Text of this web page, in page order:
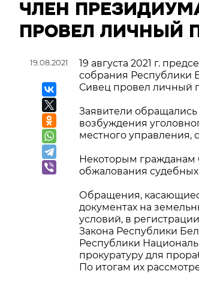
ЧЛЕН
ПРОВЕЛ ЛИЧНЫЙ
19.08.2021
19 августа 2021 г.
собрания Республики
Сивец провел личный
Заявители
возбуждения
местного управления,
Некоторым гражданам
обжалования
Обращения,
документах на
условий, в
Закона Республики
Республики
прокуратуру для
По итогам их